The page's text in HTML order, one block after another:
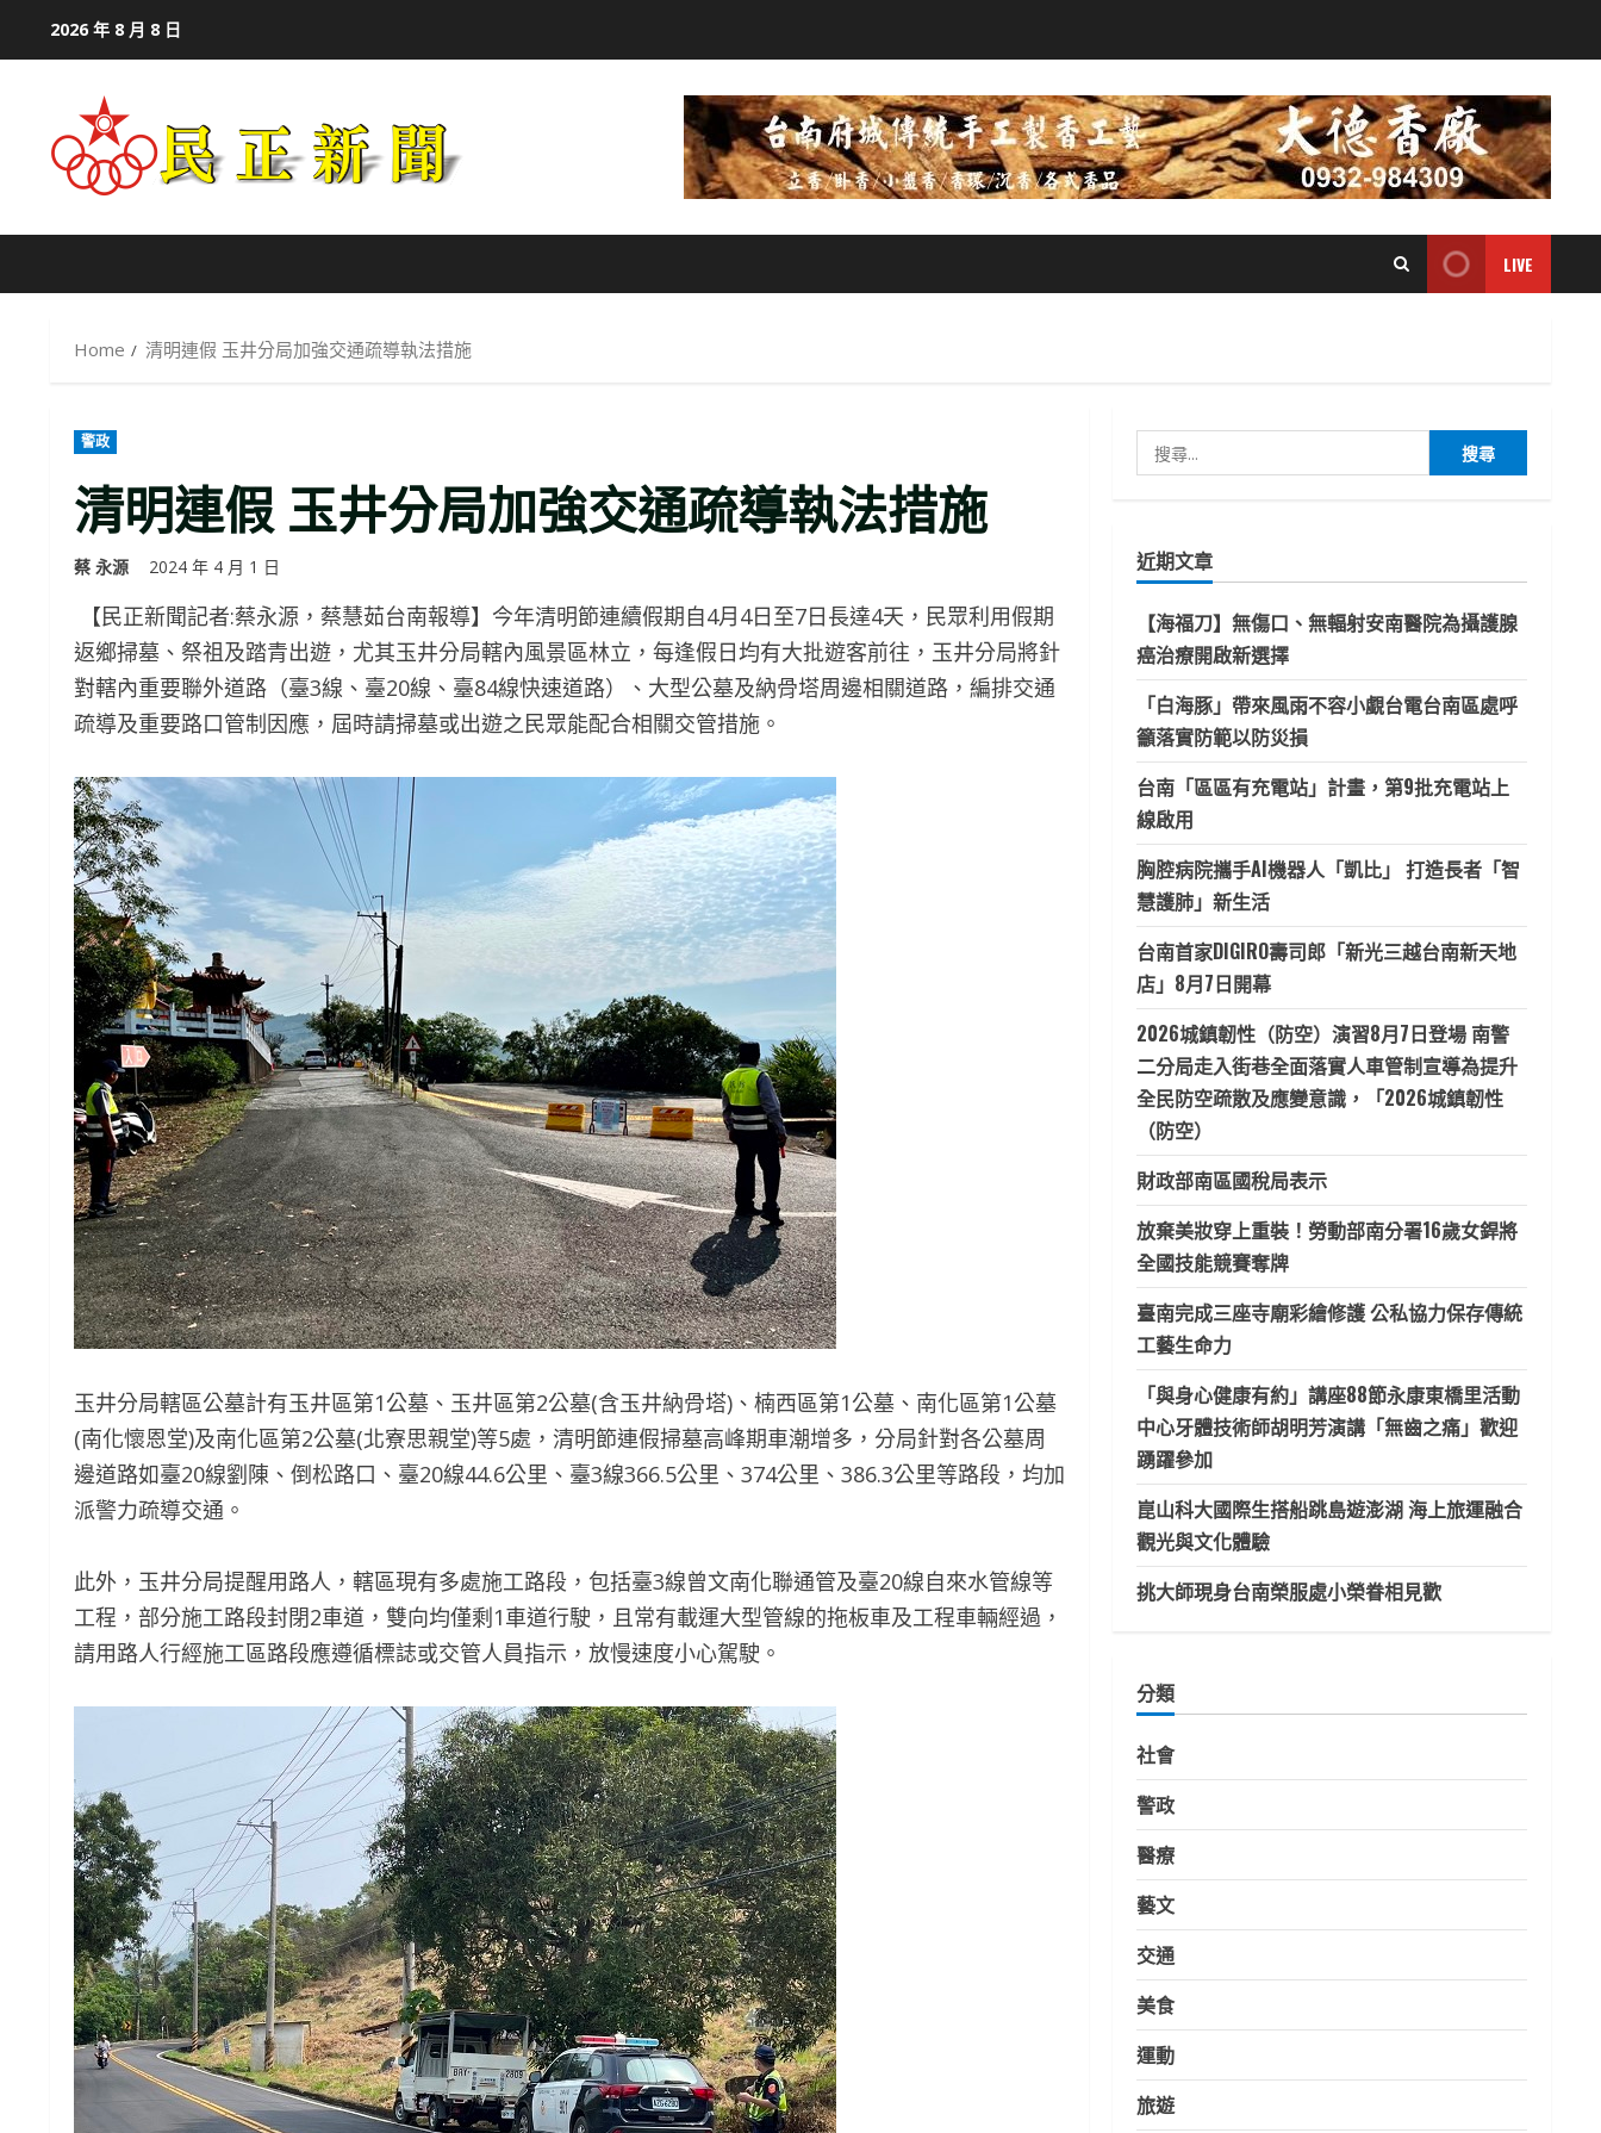
2026 年 8 月 8 日
LIVE
Home 清明連假 玉井分局加強交通疏導執法措施
警政
清明連假 玉井分局加強交通疏導執法措施
蔡 永源 2024 年 4 月 1 日
【民正新聞記者:蔡永源，蔡慧茹台南報導】今年清明節連續假期自4月4日至7日長達4天，民眾利用假期
返鄉掃墓、祭祖及踏青出遊，尤其玉井分局轄內風景區林立，每逢假日均有大批遊客前往，玉井分局將針
對轄內重要聯外道路（臺3線、臺20線、臺84線快速道路）、大型公墓及納骨塔周邊相關道路，編排交通
疏導及重要路口管制因應，屆時請掃墓或出遊之民眾能配合相關交管措施。
玉井分局轄區公墓計有玉井區第1公墓、玉井區第2公墓(含玉井納骨塔)、楠西區第1公墓、南化區第1公墓
(南化懷恩堂)及南化區第2公墓(北寮思親堂)等5處，清明節連假掃墓高峰期車潮增多，分局針對各公墓周
邊道路如臺20線劉陳、倒松路口、臺20線44.6公里、臺3線366.5公里、374公里、386.3公里等路段，均加
派警力疏導交通。
此外，玉井分局提醒用路人，轄區現有多處施工路段，包括臺3線曾文南化聯通管及臺20線自來水管線等
工程，部分施工路段封閉2車道，雙向均僅剩1車道行駛，且常有載運大型管線的拖板車及工程車輛經過，
請用路人行經施工區路段應遵循標誌或交管人員指示，放慢速度小心駕駛。
尋
字:
近期文章
【海福刀】無傷口、無輻射安南醫院為攝護腺
癌治療開啟新選擇
「白海豚」帶來風雨不容小覷台電台南區處呼
籲落實防範以防災損
台南「區區有充電站」計畫，第9批充電站上
線啟用
胸腔病院攜手AI機器人「凱比」 打造長者「智
慧護肺」新生活
台南首家DIGIRO壽司郎「新光三越台南新天地
店」8月7日開幕
2026城鎮韌性（防空）演習8月7日登場 南警
二分局走入街巷全面落實人車管制宣導為提升
全民防空疏散及應變意識，「2026城鎮韌性
（防空）
財政部南區國稅局表示
放棄美妝穿上重裝！勞動部南分署16歲女銲將
全國技能競賽奪牌
臺南完成三座寺廟彩繪修護 公私協力保存傳統
工藝生命力
「與身心健康有約」講座88節永康東橋里活動
中心牙體技術師胡明芳演講「無齒之痛」歡迎
踴躍參加
崑山科大國際生搭船跳島遊澎湖 海上旅運融合
觀光與文化體驗
挑大師現身台南榮服處小榮眷相見歡
分類
社會
警政
醫療
藝文
交通
美食
運動
旅遊